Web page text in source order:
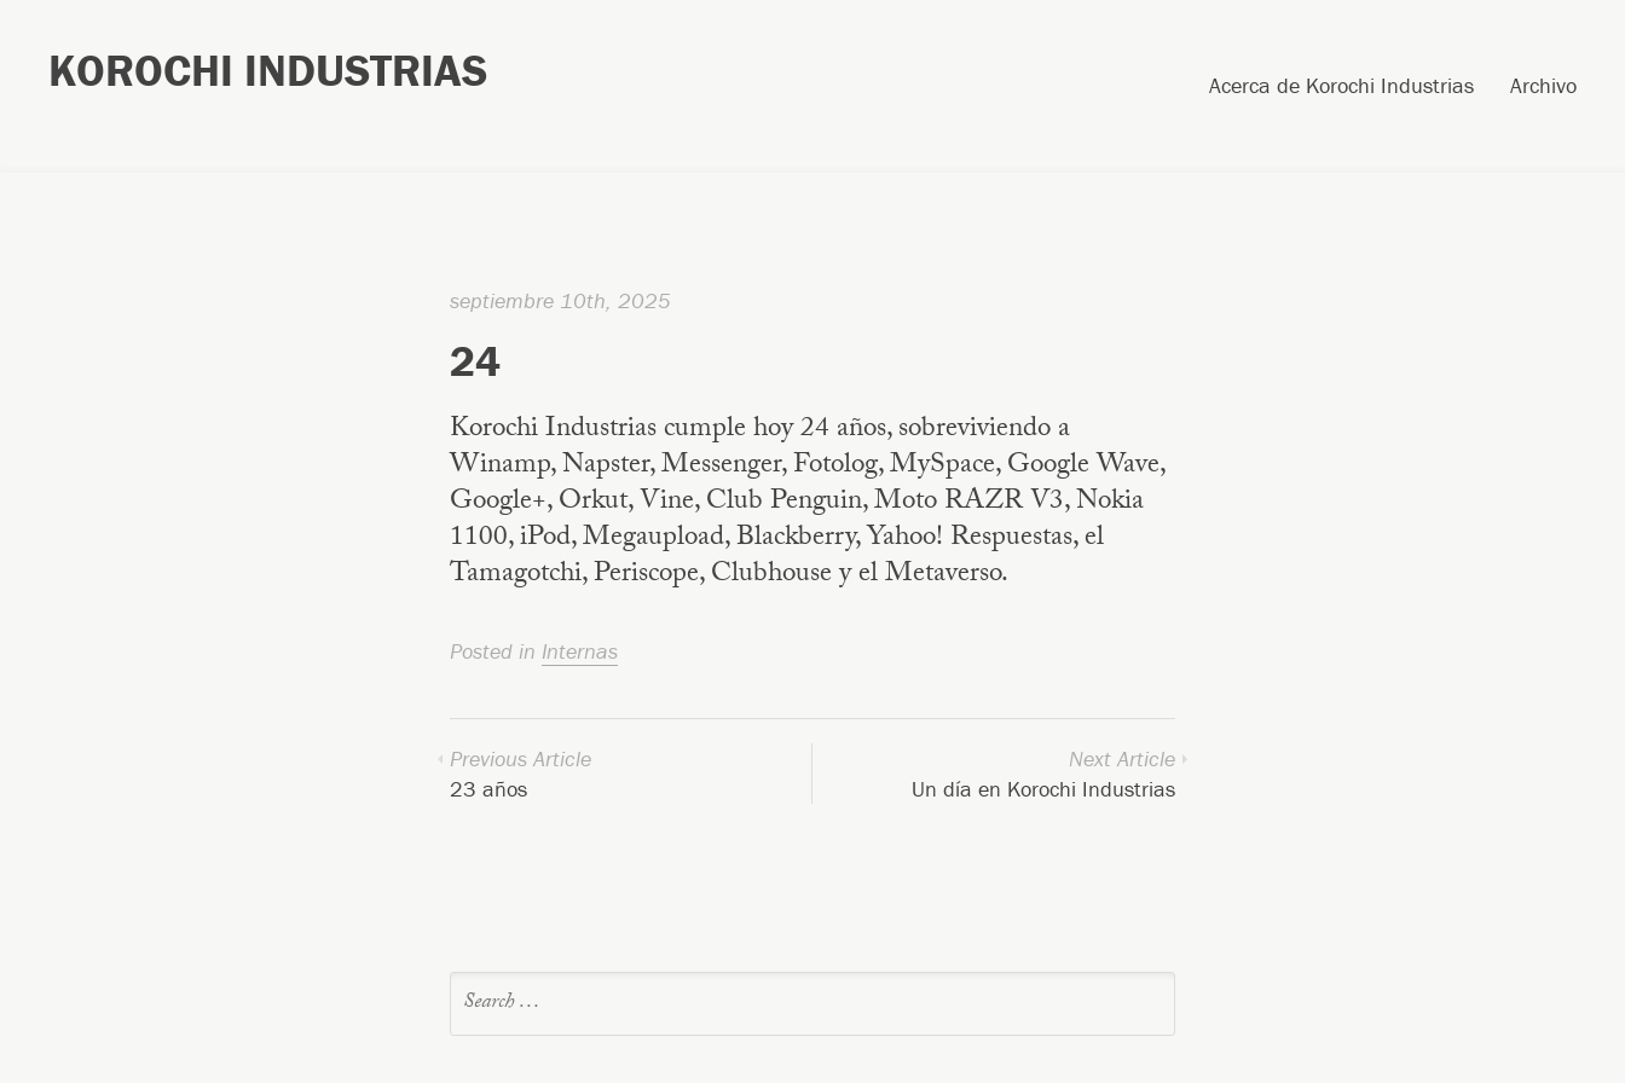
KOROCHI INDUSTRIAS Acerca de Korochi Industrias Archivo
septiembre 10th, 2025
24
Korochi Industrias cumple hoy 24 años, sobreviviendo a
Winamp, Napster, Messenger, Fotolog, MySpace, Google Wave,
Google+, Orkut, Vine, Club Penguin, Moto RAZR V3, Nokia
1100, iPod, Megaupload, Blackberry, Yahoo! Respuestas, el
Tamagotchi, Periscope, Clubhouse y el Metaverso.
Posted in Internas
Previous Article
23 años
Next Article
Un día en Korochi Industrias